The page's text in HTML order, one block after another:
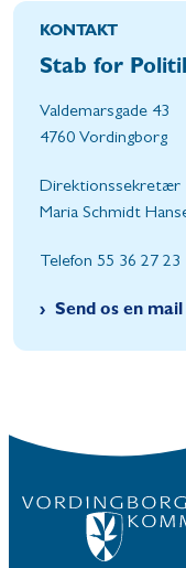
KONTAKT
Stab for
Valdemarsgade 43
4760 Vordingborg
Direktionssekretær
Maria Schmidt
Telefon 55 36 27 23
Send os en mail